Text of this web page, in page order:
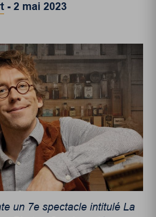
-2 mai 2023
un 7e spectacle intitulé La